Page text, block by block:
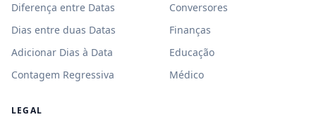
Diferença entre Datas
Dias entre duas Datas
Adicionar Dias à Data
Contagem Regressiva
Conversores
Finanças
Educação
Médico
LEGAL